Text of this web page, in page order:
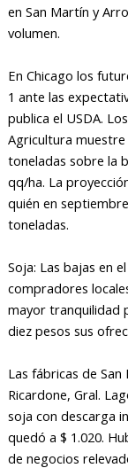
en San Martín y
volumen.
En Chicago los
1 ante las
publica el USDA.
Agricultura muestre
toneladas sobre la
qq/ha. La
quién en
toneladas.
Soja: Las bajas en
compradores
mayor tranquilidad
diez pesos sus
Las fábricas de
Ricardone, Gral.
soja con descarga
quedó a $ 1.020.
de negocios